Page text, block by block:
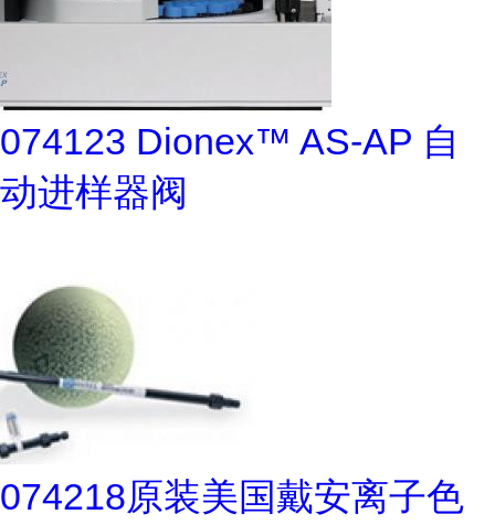
074123 Dionex™ AS-AP 自
动进样器阀
074218原装美国戴安离子色